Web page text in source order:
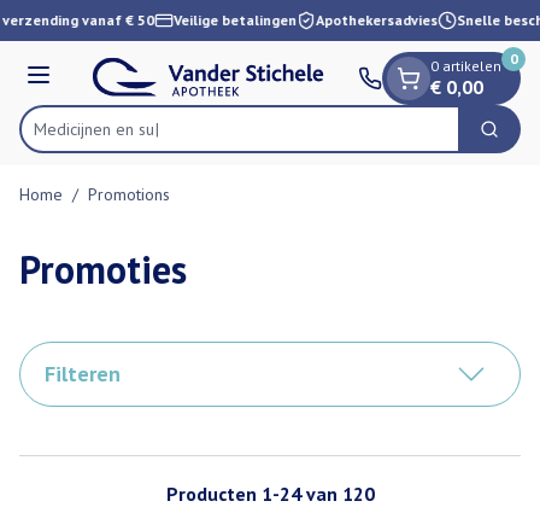
Ga naar de inhoud
1 van 1vanaf € 50 Veilige betalingen Apothekersadvies Snelle
Menu
Product, merk, categorie... Zoek
0 artikelen
€ 0,00
0
Home / Promotions
Promoties
Filteren
Producten 1-24van 120